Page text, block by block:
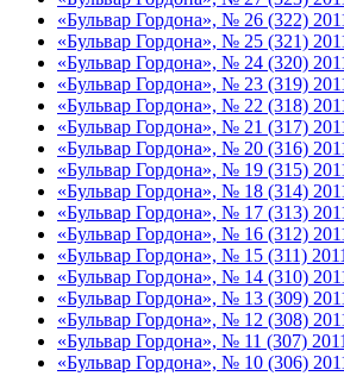
«Бульвар Гордона», № 26 (322)
«Бульвар Гордона», № 25 (321)
«Бульвар Гордона», № 24 (320)
«Бульвар Гордона», № 23 (319)
«Бульвар Гордона», № 22 (318)
«Бульвар Гордона», № 21 (317)
«Бульвар Гордона», № 20 (316)
«Бульвар Гордона», № 19 (315)
«Бульвар Гордона», № 18 (314)
«Бульвар Гордона», № 17 (313)
«Бульвар Гордона», № 16 (312)
«Бульвар Гордона», № 15 (311)
«Бульвар Гордона», № 14 (310)
«Бульвар Гордона», № 13 (309)
«Бульвар Гордона», № 12 (308)
«Бульвар Гордона», № 11 (307)
«Бульвар Гордона», № 10 (306)